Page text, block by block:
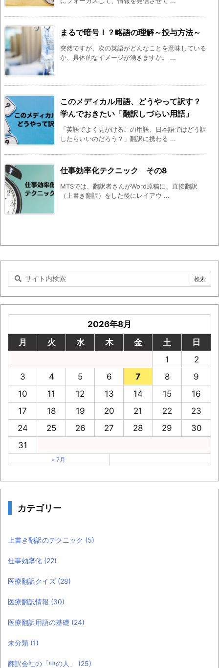
まるで暗号！？略語の理解～投与方法～
突然ですが、次の英語がどんなことを意味している
か、具体的なイメージが湧きますか。 ...
このメディカル用語、どうやって訳す？
学んでおきたい「翻訳しづらい用語」
「英語でよく見かけるこの用語、日本語ではどう訳
したらいいのだろう？」翻訳に携わる ...
仕事効率化テクニック その8
MTSでは、翻訳者さんがWord原稿に、直接翻訳
（上書き翻訳）をした後にレイアウ ...
2026年8月
月
火 水 木 金 土
日
1
2
3
4 5 6 7 8
9
10
11 12 13 14 15
16
17
18 19 20 21 22
23
24
25 26 27 28 29
30
31
« 7月
カテゴリー
上書き翻訳のテクニック (5)
仕事効率化 (22)
医療翻訳クイズ (28)
医療翻訳情報 (30)
医療翻訳用語の基礎 (24)
未分類 (1)
翻訳会社の「中の人」 (25)